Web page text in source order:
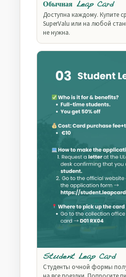
Обычная Leap Card
Доступна каждому. Купите
SuperValu или на любой
не нужна.
Student Leap Card
Студенты очной формы